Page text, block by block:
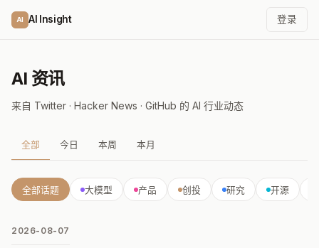
AI AI Insight 登录
AI 资讯
来自 Twitter · Hacker News · GitHub 的 AI 行业动态
全部 今日 本周 本月
全部话题 大模型 产品 创投 研究 开源
2026-08-07